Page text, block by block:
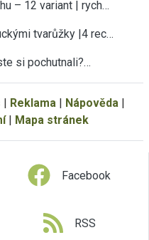
– 12 variant | rych…
tvarůžky |4 rec…
si pochutnali?…
| Reklama | Nápověda |
| Mapa stránek
Facebook
RSS